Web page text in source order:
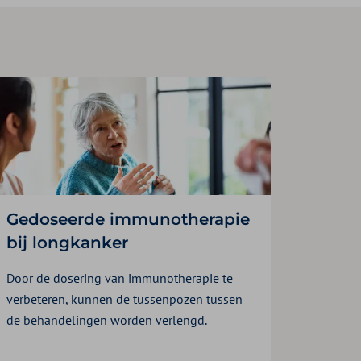
Gedoseerde immunotherapie
bij longkanker
Door de dosering van immunotherapie te
verbeteren, kunnen de tussenpozen tussen
de behandelingen worden verlengd.